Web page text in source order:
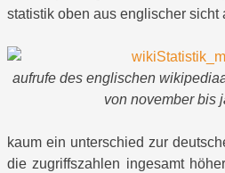
statistik oben aus englischer sicht
aufrufe des englischen
von november bis
kaum ein unterschied zur
die zugriffszahlen ingesamt